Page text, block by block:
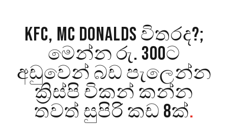
KFC, MC DONALDS විතරද?;
මෙන්න රු. 300ට
අඩුවෙන් බඩ පැලෙන්න
ක්‍රිස්පි චිකන් කන්න
තවත් සුපිරි කඩ 8ක්.